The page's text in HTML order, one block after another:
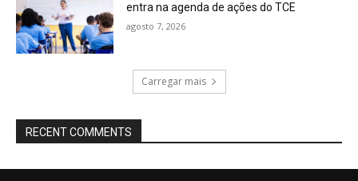
entra na agenda de ações do TCE
agosto 7, 2026
Carregar mais
RECENT COMMENTS